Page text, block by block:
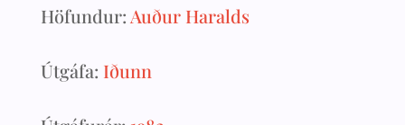
Höfundur: Auður Haralds
Útgáfa: Iðunn